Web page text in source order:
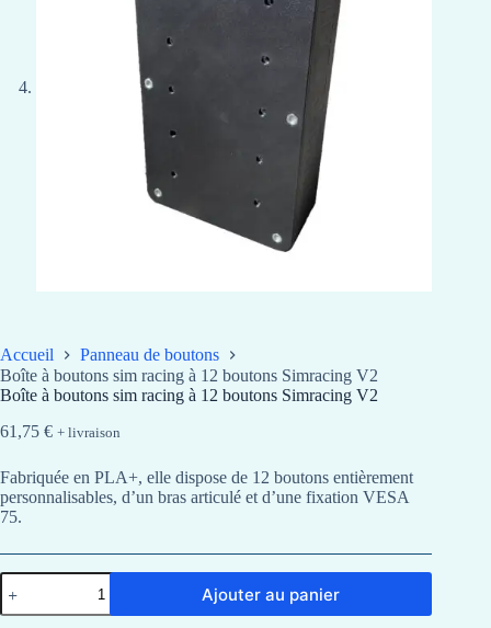
Accueil
Panneau de boutons
Boîte à boutons sim racing à 12 boutons Simracing V2
Boîte à boutons sim racing à 12 boutons Simracing V2
61,75 € + livraison
Fabriquée en PLA+, elle dispose de 12 boutons entièrement
personnalisables, d’un bras articulé et d’une fixation VESA
75.
quantité
de
Boîte
Ajouter au panier